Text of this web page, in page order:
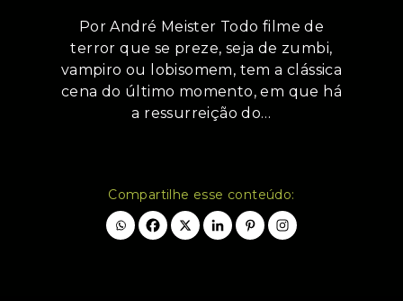
Por André Meister Todo filme de
terror que se preze, seja de zumbi,
vampiro ou lobisomem, tem a clássica
cena do último momento, em que há
a ressurreição do…
Compartilhe esse conteúdo: